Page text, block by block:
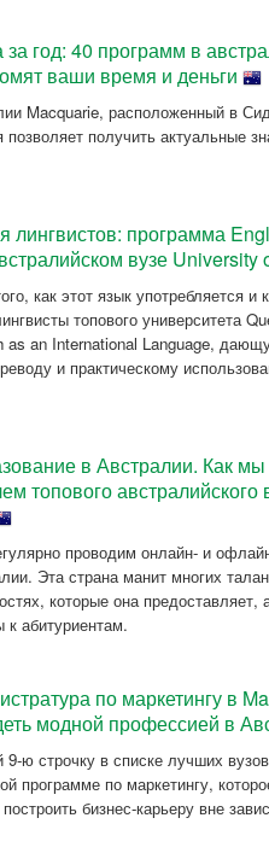
за год: 40 программ в
ваши время и деньги
Macquarie, расположенный в
позволяет получить актуальные
лингвистов: программа
вузе
как этот язык употребляется
топового университета
an International Language,
и практическому
в Австралии. Как мы
топового
проводим онлайн- и
Эта страна манит многих
которые она предоставляет,
к абитуриентам.
по маркетингу в
модной профессией в
ю строчку в списке лучших
программе по маркетингу,
бизнес-карьеру вне